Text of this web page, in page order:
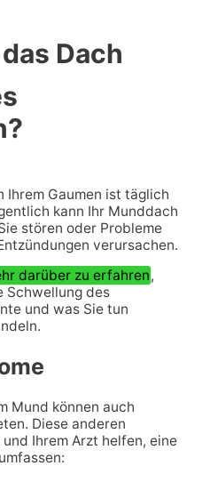
Dach
Ihrem Gaumen ist täglich
kann Ihr Munddach
stören oder Probleme
verursachen.
darüber zu erfahren,
Schwellung des
und was Sie tun
Mund können auch
Diese anderen
Ihrem Arzt helfen, eine